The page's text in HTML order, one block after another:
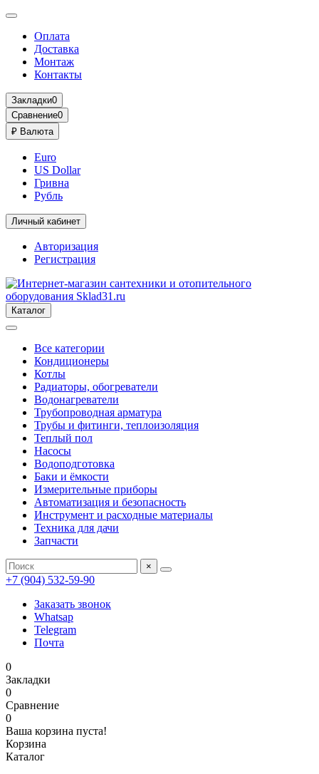
Оплата
Доставка
Монтаж
Контакты
Закладки0
Сравнение0
₽ Валюта
Euro
US Dollar
Гривна
Рубль
Личный кабинет
Авторизация
Регистрация
Каталог
Все категории
Кондиционеры
Котлы
Радиаторы, обогреватели
Водонагреватели
Трубопроводная арматура
Трубы и фитинги, теплоизоляция
Теплый пол
Насосы
Водоподготовка
Баки и ёмкости
Измерительные приборы
Автоматизация и безопасность
Инструмент и расходные материалы
Техника для дачи
Запчасти
×
+7 (904) 532-59-90
Заказать звонок
Whatsap
Telegram
Почта
0
Закладки
0
Сравнение
0
Ваша корзина пуста!
Корзина
Каталог